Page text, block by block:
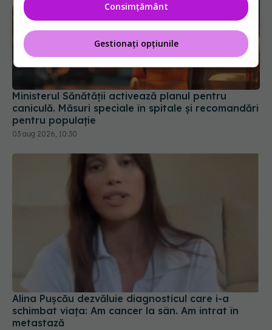
Ministerul Sănătății activează planul pentru
caniculă. Măsuri speciale în spitale și recomandări
pentru populație
03 aug 2026, 10:30
Alina Pușcău dezvăluie diagnosticul care i-a
schimbat viața: Am cancer la sân. Am intrat în
metastază
Consimțământ
Gestionați opțiunile